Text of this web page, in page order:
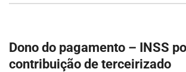
Dono do pagamento – INSS
contribuição de terceirizado